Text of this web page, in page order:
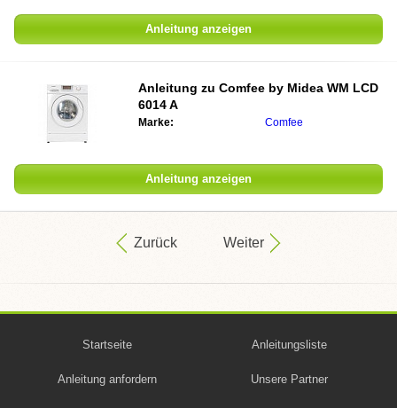
Anleitung anzeigen
Anleitung zu Comfee by Midea WM LCD
6014 A
Marke: Comfee
Anleitung anzeigen
Zurück Weiter
Startseite Anleitungsliste
Anleitung anfordern Unsere Partner